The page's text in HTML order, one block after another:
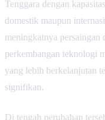
Tenggara dengan
domestik maupun
meningkatnya persaingan
perkembangan teknologi
yang lebih berkelanjutan
signifikan.
Di tengah perubahan